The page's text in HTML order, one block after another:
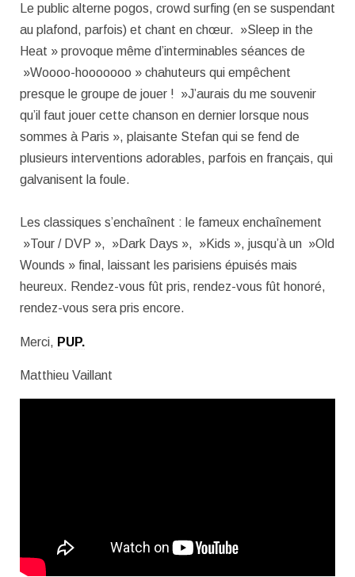
Le public alterne pogos, crowd surfing (en se suspendant
au plafond, parfois) et chant en chœur. »Sleep in the
Heat » provoque même d’interminables séances de
»Woooo-hooooooo » chahuteurs qui empêchent
presque le groupe de jouer ! »J’aurais du me souvenir
qu’il faut jouer cette chanson en dernier lorsque nous
sommes à Paris », plaisante Stefan qui se fend de
plusieurs interventions adorables, parfois en français, qui
galvanisent la foule.
Les classiques s’enchaînent : le fameux enchaînement
»Tour / DVP », »Dark Days », »Kids », jusqu’à un »Old
Wounds » final, laissant les parisiens épuisés mais
heureux. Rendez-vous fût pris, rendez-vous fût honoré,
rendez-vous sera pris encore.
Merci, PUP.
Matthieu Vaillant